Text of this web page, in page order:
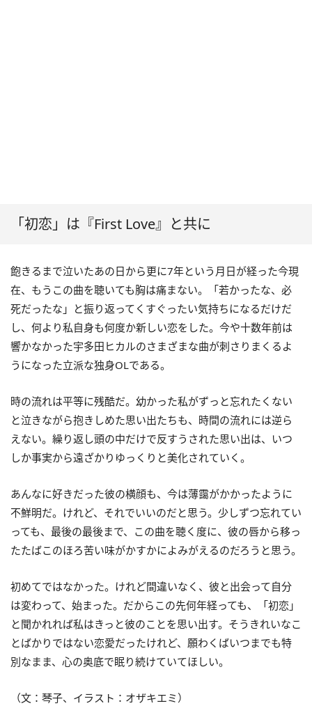
「初恋」は『First Love』と共に
飽きるまで泣いたあの日から更に7年という月日が経った今現
在、もうこの曲を聴いても胸は痛まない。「若かったな、必
死だったな」と振り返ってくすぐったい気持ちになるだけだ
し、何より私自身も何度か新しい恋をした。今や十数年前は
響かなかった宇多田ヒカルのさまざまな曲が刺さりまくるよ
うになった立派な独身OLである。
時の流れは平等に残酷だ。幼かった私がずっと忘れたくない
と泣きながら抱きしめた思い出たちも、時間の流れには逆ら
えない。繰り返し頭の中だけで反すうされた思い出は、いつ
しか事実から遠ざかりゆっくりと美化されていく。
あんなに好きだった彼の横顔も、今は薄靄がかかったように
不鮮明だ。けれど、それでいいのだと思う。少しずつ忘れてい
っても、最後の最後まで、この曲を聴く度に、彼の唇から移っ
たたばこのほろ苦い味がかすかによみがえるのだろうと思う。
初めてではなかった。けれど間違いなく、彼と出会って自分
は変わって、始まった。だからこの先何年経っても、「初恋」
と聞かれれば私はきっと彼のことを思い出す。そうきれいなこ
とばかりではない恋愛だったけれど、願わくばいつまでも特
別なまま、心の奥底で眠り続けていてほしい。
（文：琴子、イラスト：オザキエミ）